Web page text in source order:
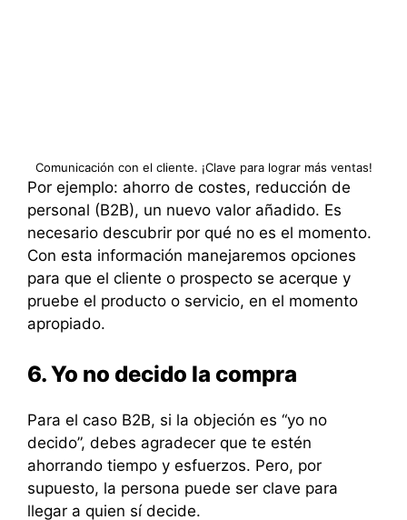
Comunicación con el cliente. ¡Clave para lograr más ventas!
Por ejemplo: ahorro de costes, reducción de
personal (B2B), un nuevo valor añadido. Es
necesario descubrir por qué no es el momento.
Con esta información manejaremos opciones
para que el cliente o prospecto se acerque y
pruebe el producto o servicio, en el momento
apropiado.
6. Yo no decido la compra
Para el caso B2B, si la objeción es “yo no
decido”, debes agradecer que te estén
ahorrando tiempo y esfuerzos. Pero, por
supuesto, la persona puede ser clave para
llegar a quien sí decide.